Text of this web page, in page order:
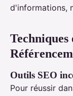
d'informations,
Outils SEO
Pour réussir